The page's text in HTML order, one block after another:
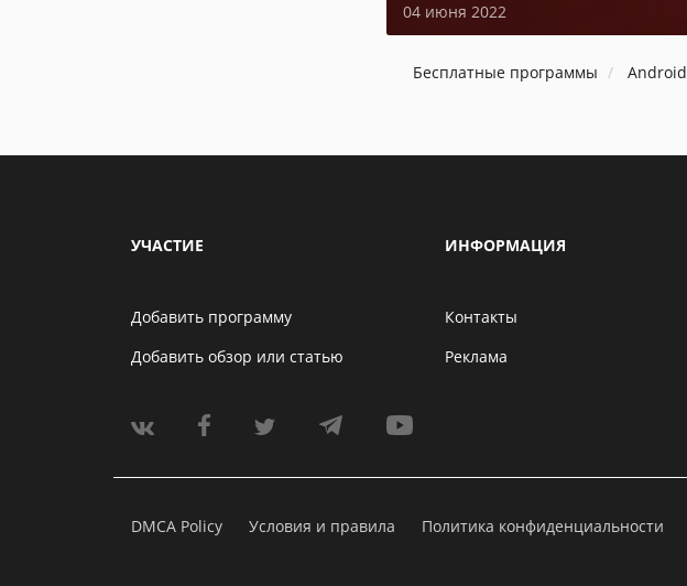
04 июня 2022
Бесплатные программы Android
УЧАСТИЕ
Добавить программу
Добавить обзор или статью
ИНФОРМАЦИЯ
Контакты
Реклама
DMCA Policy Условия и правила
Политика конфиденциальности